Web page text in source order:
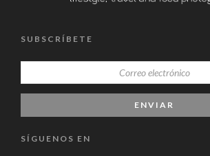
SUBSCRÍBETE
SÍGUENOS EN